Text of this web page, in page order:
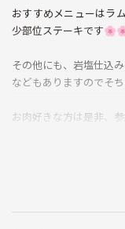
おすすめメニューはラ
少部位ステーキです
その他にも、岩塩仕込
などもありますのでそ
お肉好きな方は是非、